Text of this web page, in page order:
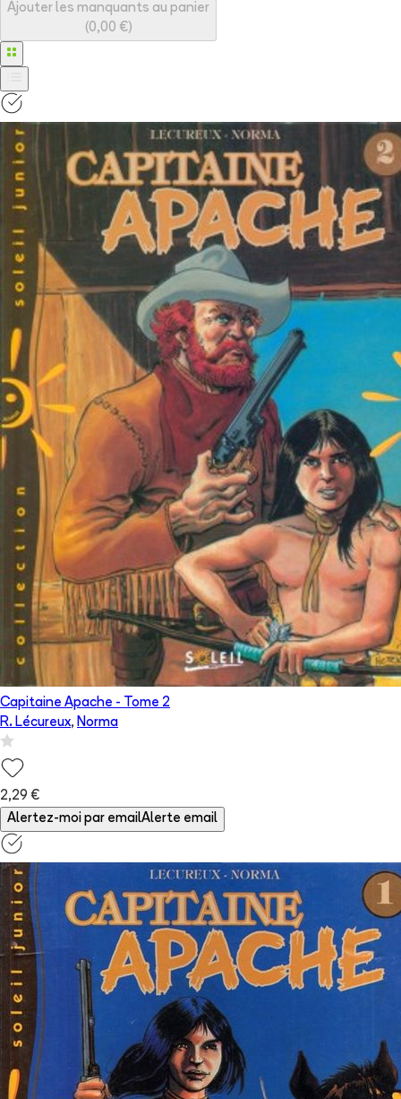
Ajouter les manquants au panier
(0,00 €)
Capitaine Apache - Tome 2
R. Lécureux, Norma
2,29 €
Alertez-moi par emailAlerte email